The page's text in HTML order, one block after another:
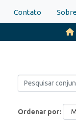
Contato
Ordenar por